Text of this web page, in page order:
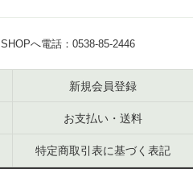
SHOPへ電話： 0538-85-2446
新規会員登録
お支払い・送料
特定商取引表に基づく表記